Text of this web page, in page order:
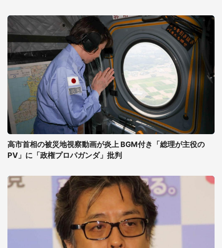
高市首相の被災地視察動画が炎上 BGM付き「総理が主役の
PV」に「政権プロパガンダ」批判